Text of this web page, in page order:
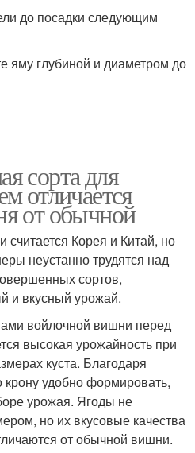
до посадки следующим
яму глубиной и диаметром до
сорта для
отличается
от обычной
Корея и Китай, но
неустанно трудятся над
сортов,
и вкусный урожай.
войлочной вишни перед
высокая урожайность при
куста. Благодаря
крону удобно формировать,
урожая. Ягоды не
но их вкусовые качества
от обычной вишни.